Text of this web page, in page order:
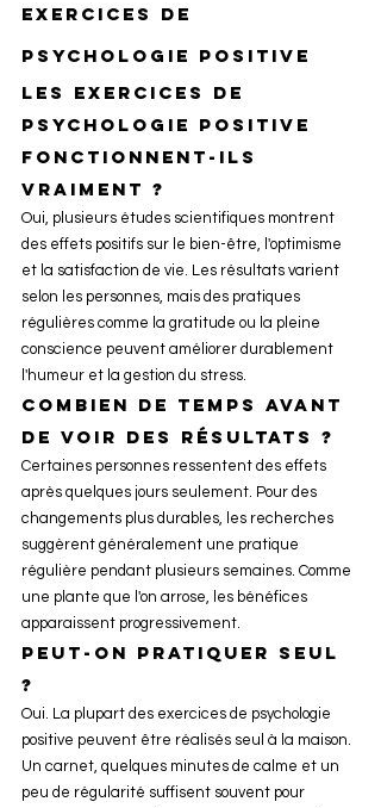
exercices de
psychologie positive
Les exercices de
psychologie positive
fonctionnent-ils
vraiment ?
Oui, plusieurs études scientifiques montrent
des effets positifs sur le bien-être, l'optimisme
et la satisfaction de vie. Les résultats varient
selon les personnes, mais des pratiques
régulières comme la gratitude ou la pleine
conscience peuvent améliorer durablement
l'humeur et la gestion du stress.
Combien de temps avant
de voir des résultats ?
Certaines personnes ressentent des effets
après quelques jours seulement. Pour des
changements plus durables, les recherches
suggèrent généralement une pratique
régulière pendant plusieurs semaines. Comme
une plante que l'on arrose, les bénéfices
apparaissent progressivement.
Peut-on pratiquer seul
?
Oui. La plupart des exercices de psychologie
positive peuvent être réalisés seul à la maison.
Un carnet, quelques minutes de calme et un
peu de régularité suffisent souvent pour